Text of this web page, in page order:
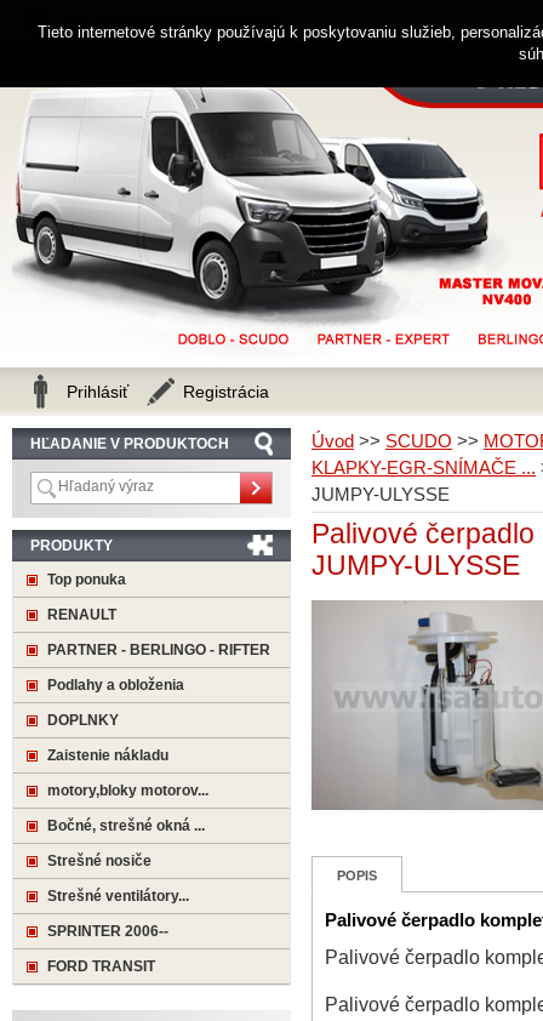
Úvod >> SCUDO >>
KLAPKY-EGR-SNÍMAČE ...
JUMPY-ULYSSE
Palivové
JUMPY-ULYSSE
POPIS
Palivové čerpadlo
Palivové čerpadlo
Palivové čerpadlo
HĽADANIE V PRODUKTOCH
PRODUKTY
Top ponuka
RENAULT
PARTNER - BERLINGO - RIFTER
Podlahy a obloženia
DOPLNKY
Zaistenie nákladu
motory,bloky motorov...
Bočné, strešné okná ...
Strešné nosiče
Strešné ventilátory...
SPRINTER 2006--
FORD TRANSIT
Zákaznícka linka 0914 238 482
Prihlásiť Registrácia
Tieto internetové stránky používajú k poskytovaniu služieb,